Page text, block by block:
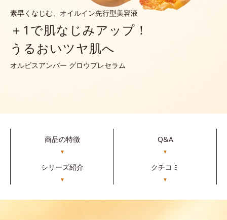
素早くなじむ、オイルイン先行型美容液
＋1で肌なじみアップ！
うるおいツヤ肌へ
オルビスアンバー グロウプレセラム
商品の特徴
▼
Q&A
▼
シリーズ紹介
▼
クチコミ
▼